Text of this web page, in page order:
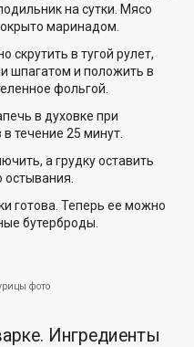
на сутки. Мясо
маринадом.
скрутить в тугой рулет,
шпагатом и положить в
фольгой.
в духовке при
течение 25 минут.
а грудку оставить
остывания.
готова. Теперь ее можно
бутерброды.
фото
Ингредиенты